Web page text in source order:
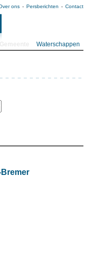
ons Persberichten Contact
Waterschappen